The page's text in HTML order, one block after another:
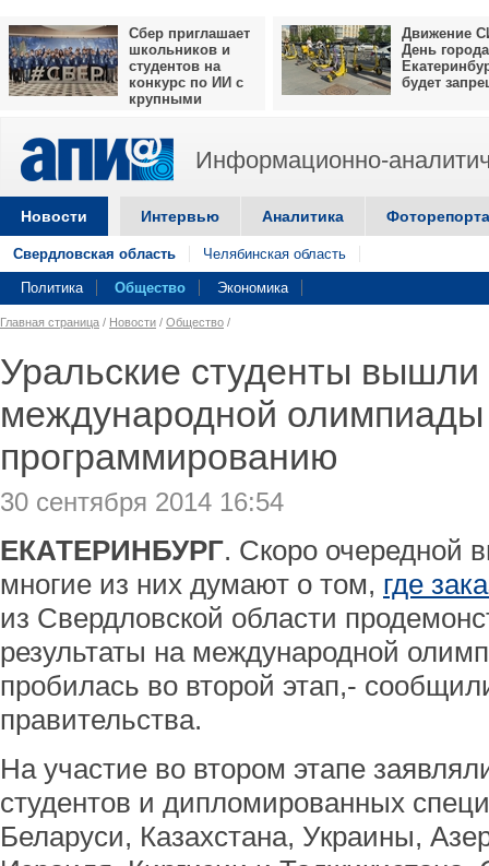
Сбер приглашает
школьников и
студентов на
конкурс по ИИ с
крупными
Движение
День города
будет
Информационно-
Новости Интервью Аналитика
Свердловская область Челябинская область
Политика Общество Экономика
Главная страница / Новости / Общество /
Уральские студенты вышли
международной
программированию
30 сентября 2014 16:54
ЕКАТЕРИНБУРГ. Скоро очередной
многие из них думают о том, где
из Свердловской области
результаты на международной
пробилась во второй этап,-
правительства.
На участие во втором этапе
студентов и дипломированных
Беларуси, Казахстана, Украины,